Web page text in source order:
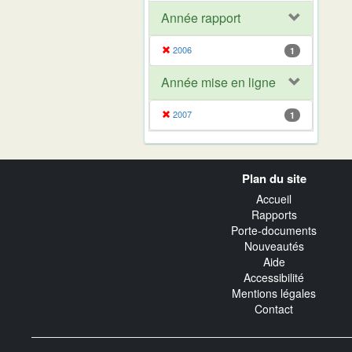
Année rapport
2006 1
Année mise en ligne
2007 1
Plan du site
Accueil
Rapports
Porte-documents
Nouveautés
Aide
Accessibilité
Mentions légales
Contact